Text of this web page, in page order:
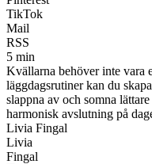
TikTok
Mail
RSS
5 min
Kvällarna behöver inte vara
läggdagsrutiner kan du
slappna av och somna
harmonisk avslutning på
Livia Fingal
Livia
Fingal